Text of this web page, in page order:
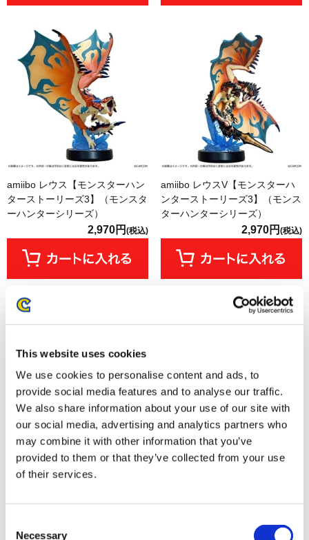
This website uses cookies
We use cookies to personalise content and ads, to
provide social media features and to analyse our traffic.
We also share information about your use of our site with
our social media, advertising and analytics partners who
may combine it with other information that you’ve
provided to them or that they’ve collected from your use
of their services.
Necessary
amiibo レウス【モンスターハン
ターストーリーズ3】（モンスタ
ーハンターシリーズ）
2,970円 (税込)
amiibo レウスV【モンスターハ
ンターストーリーズ3】（モンス
ターハンターシリーズ）
2,970円 (税込)
amiibo レオン・S・ケネディ
【バイオハザード レクイエム】
amiibo3種セット レウス+レウス
ンターシリーズ）